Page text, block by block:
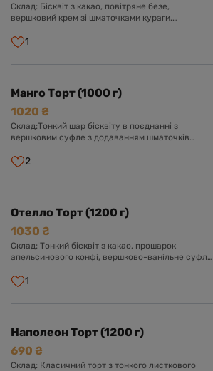
Склад: Бісквіт з какао, повітряне безе,
вершковий крем зі шматочками кураги.
курагою.
1
Манго Торт (1000 г)
1020 ₴
Склад:Тонкий шар бісквіту в поєднанні з
вершковим суфле з додаванням шматочків
2
Отелло Торт (1200 г)
1030 ₴
Склад: Тонкий бісквіт з какао, прошарок
апельсинового конфі, вершково-ванільне суфле
шоколадною глазур'ю.
1
Наполеон Торт (1200 г)
690 ₴
Склад: Класичний торт з тонкого листкового